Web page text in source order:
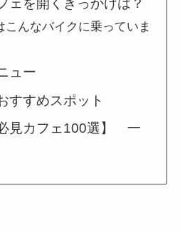
ェを開くきっかけは？
こんなバイクに乗っていま
ュー
すすめスポット
見カフェ100選】 一